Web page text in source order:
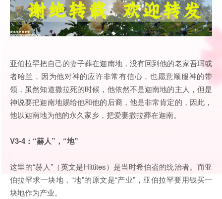
亚伯拉罕把自己的妻子葬在迦南地，没有回到他的老家吾珥或
者哈兰，因为他对神的应许非常有信心，也愿意顺服神的带
领，虽然知道撒拉死的时候，他依然不是迦南地的主人，但是
神说要把迦南地赐给他和他的后裔，他是非常肯定的，因此，
他以迦南地为他的永久家乡，把爱妻撒拉葬在迦南。
V3-4：“赫人”，“地”
这里的“赫人”（英文是Hittites）是当时希伯崙的统治者。而亚
伯拉罕求一块地，“地”的原文是“产业”，亚伯拉罕要用钱买一
块地作为产业。